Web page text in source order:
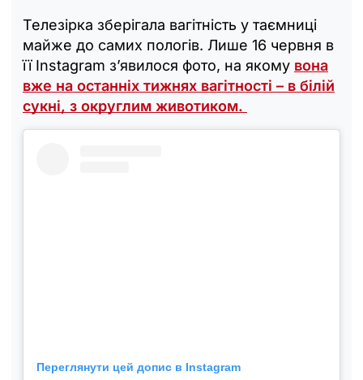
Телезірка зберігала вагітність у таємниці
майже до самих пологів. Лише 16 червня в
її Instagram з’явилося фото, на якому вона
вже на останніх тижнях вагітності – в білій
сукні, з округлим животиком.
Переглянути цей допис в Instagram